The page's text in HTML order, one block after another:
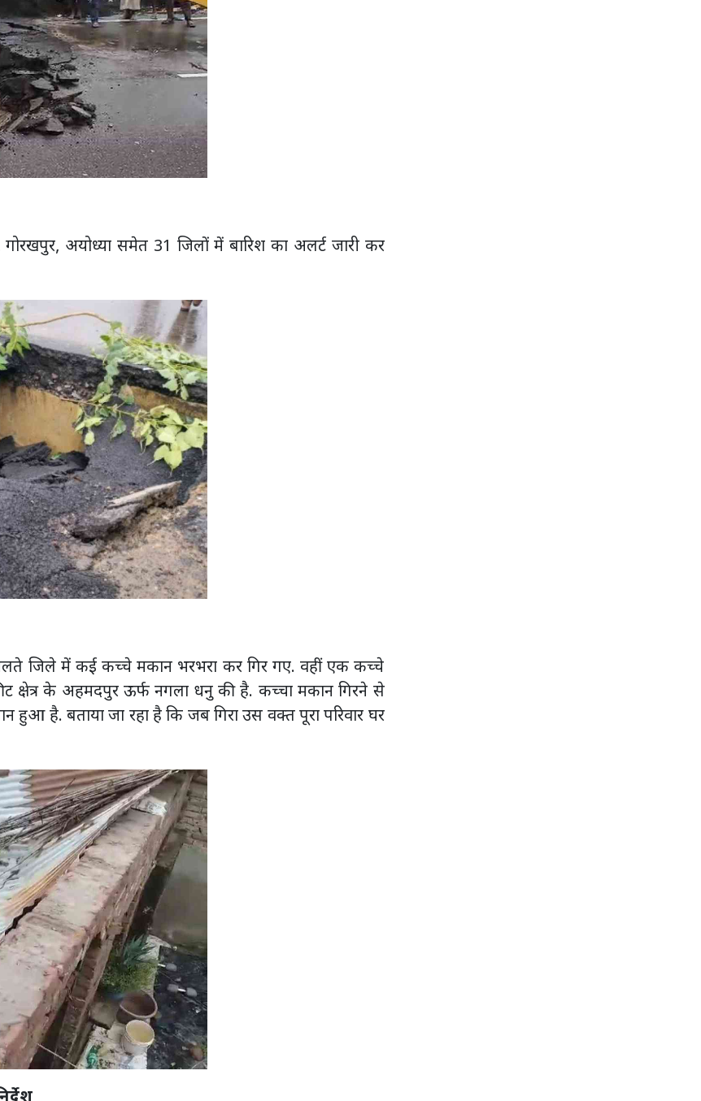
अयोध्या समेत 31 जिलों में बारिश का अलर्ट जारी कर
जिले में कई कच्चे मकान भरभरा कर गिर गए. वहीं एक कच्चे
क्षेत्र के अहमदपुर ऊर्फ नगला धनु की है. कच्चा मकान गिरने से
हुआ है. बताया जा रहा है कि जब गिरा उस वक्त पूरा परिवार घर